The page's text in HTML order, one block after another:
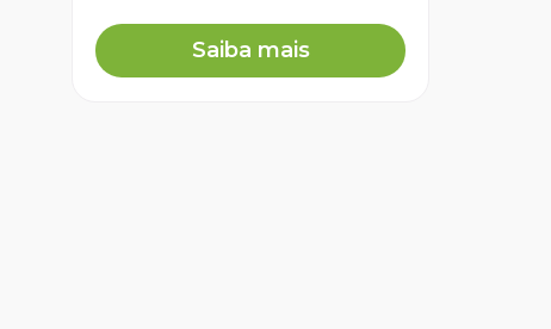
Saiba mais